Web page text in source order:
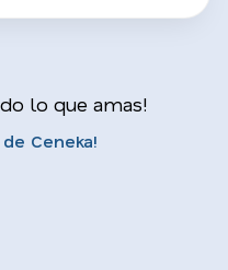
lo que amas!
Ceneka!